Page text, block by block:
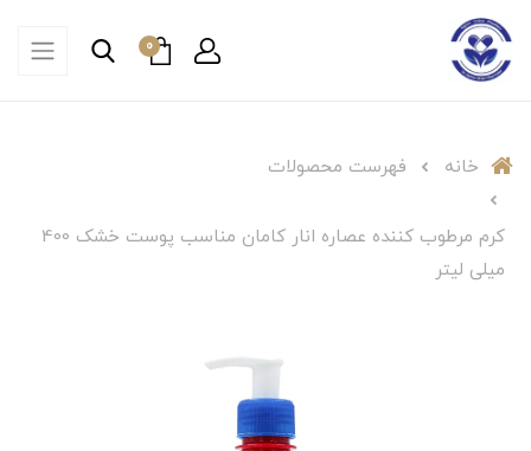
0
خانه فهرست محصولات
کرم مرطوب کننده عصاره انار کامان مناسب پوست خشک 400
میلی لیتر